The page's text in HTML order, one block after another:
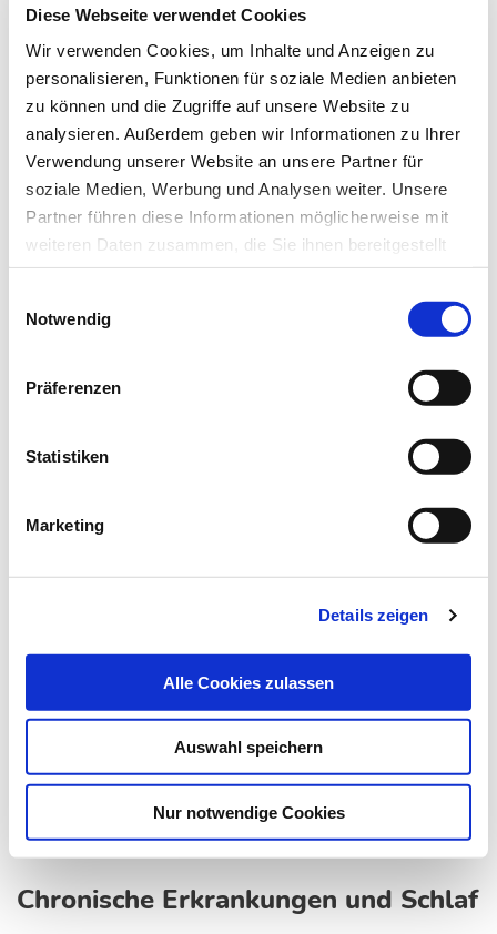
Diese Webseite verwendet Cookies
Wir verwenden Cookies, um Inhalte und Anzeigen zu
personalisieren, Funktionen für soziale Medien anbieten
zu können und die Zugriffe auf unsere Website zu
analysieren. Außerdem geben wir Informationen zu Ihrer
Verwendung unserer Website an unsere Partner für
soziale Medien, Werbung und Analysen weiter. Unsere
Partner führen diese Informationen möglicherweise mit
weiteren Daten zusammen, die Sie ihnen bereitgestellt
haben oder die sie im Rahmen Ihrer Nutzung der Dienste
Notwendig
Präferenzen
Statistiken
Marketing
Details zeigen
Alle Cookies zulassen
Auswahl speichern
Nur notwendige Cookies
14.08.18 Kli
Fachgerechte Therapie von
Schlafmedizin
Ein- und Durchschlafstörungen betreffen in chronischer
26.10.16 lz
Chronische Erkrankungen und Schlaf